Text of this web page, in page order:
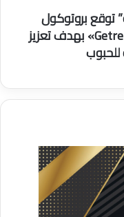
توقع بروتوكول
تعاون مع «Getreide AG» بهدف تعزيز
للحبوب